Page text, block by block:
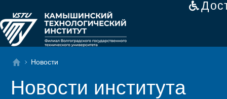
Новости
Новости института